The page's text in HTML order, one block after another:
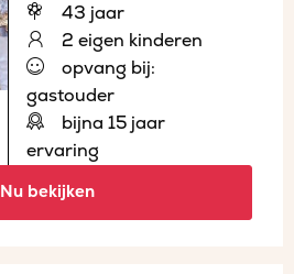
43 jaar
2 eigen kinderen
opvang bij:
gastouder
bijna 15 jaar
ervaring
Nu bekijken